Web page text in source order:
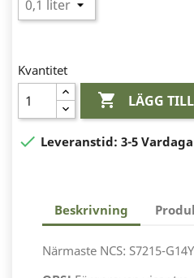
Kvantitet
 LÄGG
 Leveranstid: 3-5
Beskrivning
Närmaste NCS: S7215-